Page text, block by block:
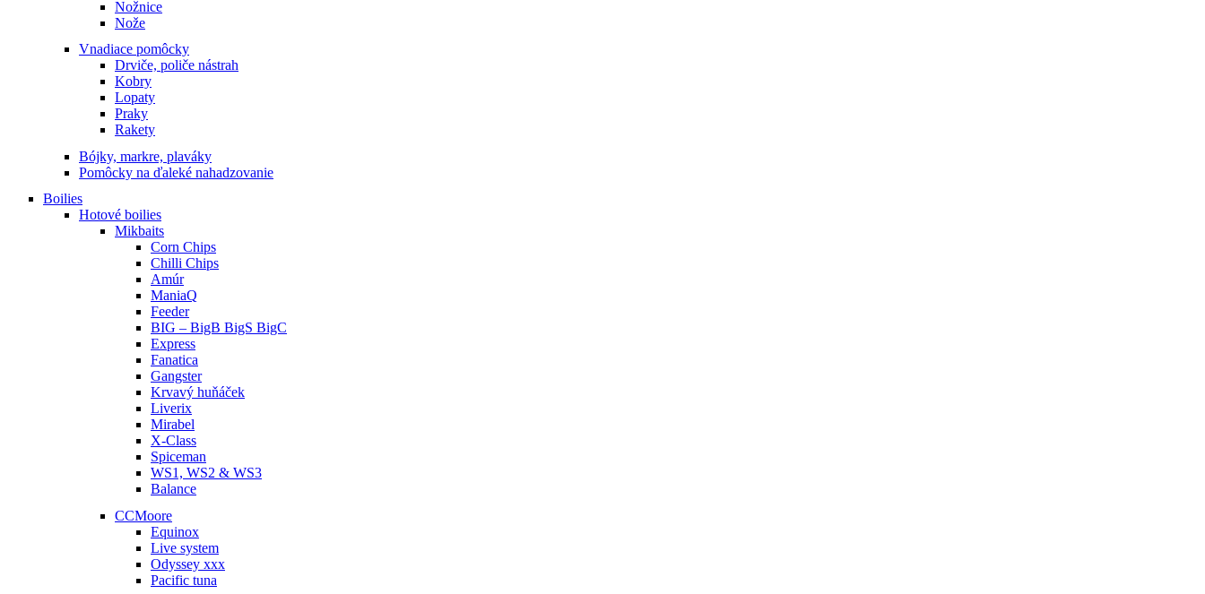
Nožnice
Nože
Vnadiace pomôcky
Drviče, poliče nástrah
Kobry
Lopaty
Praky
Rakety
Bójky, markre, plaváky
Pomôcky na ďaleké nahadzovanie
Boilies
Hotové boilies
Mikbaits
Corn Chips
Chilli Chips
Amúr
ManiaQ
Feeder
BIG – BigB BigS BigC
Express
Fanatica
Gangster
Krvavý huňáček
Liverix
Mirabel
X-Class
Spiceman
WS1, WS2 & WS3
Balance
CCMoore
Equinox
Live system
Odyssey xxx
Pacific tuna